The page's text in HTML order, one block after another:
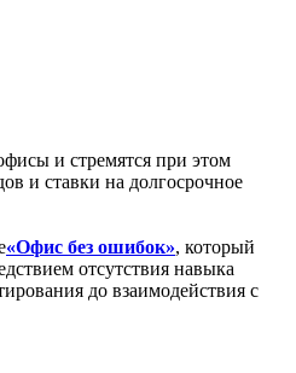
и стремятся при этом
и ставки на долгосрочное
«Офис без ошибок», который
отсутствия навыка
до взаимодействия с